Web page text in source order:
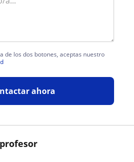
de los dos botones, aceptas nuestro
ahora